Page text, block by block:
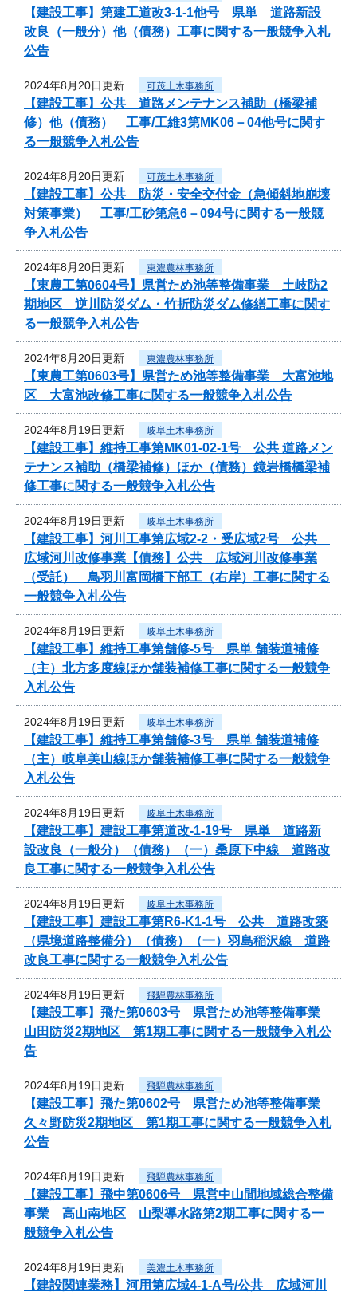
【建設工事】第建工道改3-1-1他号 県単 道路新設
改良（一般分）他（債務）工事に関する一般競争入札
公告
2024年8月20日更新 可茂土木事務所
【建設工事】公共 道路メンテナンス補助（橋梁補
修）他（債務） 工事/工維3第MK06－04他号に関す
る一般競争入札公告
2024年8月20日更新 可茂土木事務所
【建設工事】公共 防災・安全交付金（急傾斜地崩壊
対策事業） 工事/工砂第急6－094号に関する一般競
争入札公告
2024年8月20日更新 東濃農林事務所
【東農工第0604号】県営ため池等整備事業 土岐防2
期地区 逆川防災ダム・竹折防災ダム修繕工事に関す
る一般競争入札公告
2024年8月20日更新 東濃農林事務所
【東農工第0603号】県営ため池等整備事業 大富池地
区 大富池改修工事に関する一般競争入札公告
2024年8月19日更新 岐阜土木事務所
【建設工事】維持工事第MK01-02-1号 公共 道路メン
テナンス補助（橋梁補修）ほか（債務）鏡岩橋橋梁補
修工事に関する一般競争入札公告
2024年8月19日更新 岐阜土木事務所
【建設工事】河川工事第広域2-2・受広域2号 公共
広域河川改修事業【債務】公共 広域河川改修事業
（受託） 鳥羽川富岡橋下部工（右岸）工事に関する
一般競争入札公告
2024年8月19日更新 岐阜土木事務所
【建設工事】維持工事第舗修-5号 県単 舗装道補修
（主）北方多度線ほか舗装補修工事に関する一般競争
入札公告
2024年8月19日更新 岐阜土木事務所
【建設工事】維持工事第舗修-3号 県単 舗装道補修
（主）岐阜美山線ほか舗装補修工事に関する一般競争
入札公告
2024年8月19日更新 岐阜土木事務所
【建設工事】建設工事第道改-1-19号 県単 道路新
設改良（一般分）（債務）（一）桑原下中線 道路改
良工事に関する一般競争入札公告
2024年8月19日更新 岐阜土木事務所
【建設工事】建設工事第R6-K1-1号 公共 道路改築
（県境道路整備分）（債務）（一）羽島稲沢線 道路
改良工事に関する一般競争入札公告
2024年8月19日更新 飛騨農林事務所
【建設工事】飛た第0603号 県営ため池等整備事業
山田防災2期地区 第1期工事に関する一般競争入札公
告
2024年8月19日更新 飛騨農林事務所
【建設工事】飛た第0602号 県営ため池等整備事業
久々野防災2期地区 第1期工事に関する一般競争入札
公告
2024年8月19日更新 飛騨農林事務所
【建設工事】飛中第0606号 県営中山間地域総合整備
事業 高山南地区 山梨導水路第2期工事に関する一
般競争入札公告
2024年8月19日更新 美濃土木事務所
【建設関連業務】河用第広域4-1-A号/公共 広域河川